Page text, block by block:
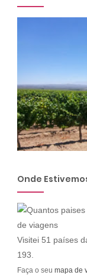
Onde
Visitei 51 países
193.
Faça o seu mapa de